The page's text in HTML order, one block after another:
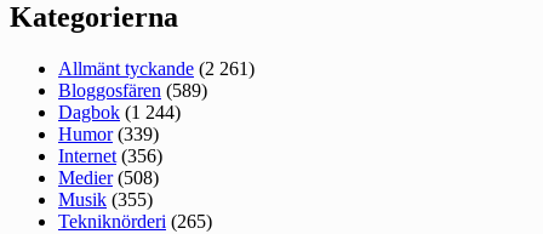
Kategorierna
Allmänt tyckande (2 261)
Bloggosfären (589)
Dagbok (1 244)
Humor(339)
Internet (356)
Medier(508)
Musik (355)
Tekniknörderi (265)